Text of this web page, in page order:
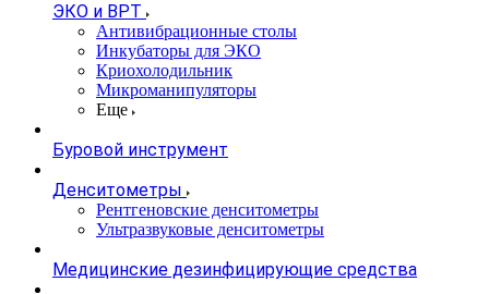
ЭКО и ВРТ
Антивибрационные столы
Инкубаторы для ЭКО
Криохолодильник
Микроманипуляторы
Еще
Буровой инструмент
Денситометры
Рентгеновские денситометры
Ультразвуковые денситометры
Медицинские дезинфицирующие средства